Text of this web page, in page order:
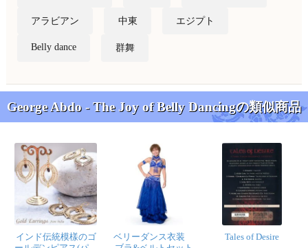
アラビアン 中東 エジプト
Belly dance 群舞
George Abdo - The Joy of Belly Dancingの類似商品
インド伝統模樣のゴ
ベリーダンス衣装
Tales of Desire